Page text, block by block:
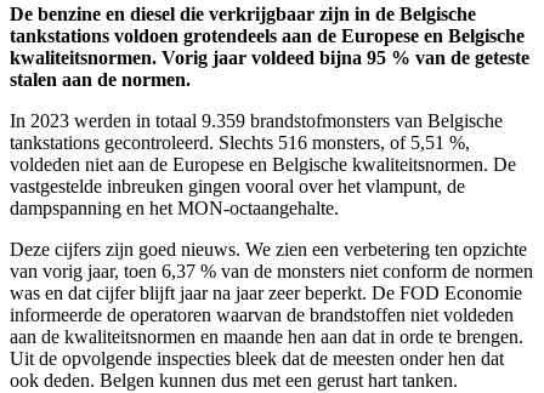
De benzine en diesel die verkrijgbaar zijn in de Belgische
tankstations voldoen grotendeels aan de Europese en Belgische
kwaliteitsnormen. Vorig jaar voldeed bijna 95 % van de geteste
stalen aan de normen.
In 2023 werden in totaal 9.359 brandstofmonsters van Belgische
tankstations gecontroleerd. Slechts 516 monsters, of 5,51 %,
voldeden niet aan de Europese en Belgische kwaliteitsnormen. De
vastgestelde inbreuken gingen vooral over het vlampunt, de
dampspanning en het MON-octaangehalte.
Deze cijfers zijn goed nieuws. We zien een verbetering ten opzichte
van vorig jaar, toen 6,37 % van de monsters niet conform de normen
was en dat cijfer blijft jaar na jaar zeer beperkt. De FOD Economie
informeerde de operatoren waarvan de brandstoffen niet voldeden
aan de kwaliteitsnormen en maande hen aan dat in orde te brengen.
Uit de opvolgende inspecties bleek dat de meesten onder hen dat
ook deden. Belgen kunnen dus met een gerust hart tanken.